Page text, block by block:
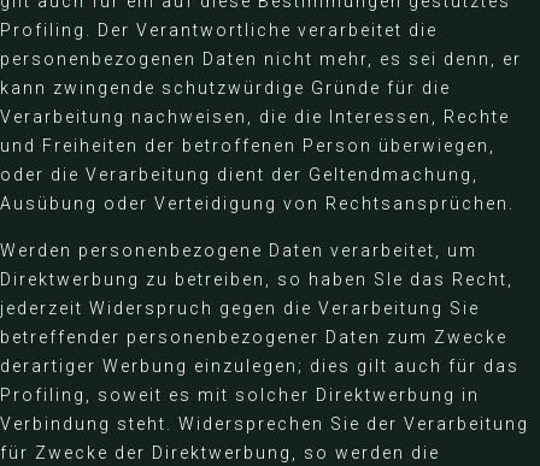
Profiling. Der Verantwortliche verarbeitet die
personenbezogenen Daten nicht mehr, es sei denn, er
kann zwingende schutzwürdige Gründe für die
Verarbeitung nachweisen, die die Interessen, Rechte
und Freiheiten der betroffenen Person überwiegen,
oder die Verarbeitung dient der Geltendmachung,
Ausübung oder Verteidigung von Rechtsansprüchen.
Werden personenbezogene Daten verarbeitet, um
Direktwerbung zu betreiben, so haben SIe das Recht,
jederzeit Widerspruch gegen die Verarbeitung Sie
betreffender personenbezogener Daten zum Zwecke
derartiger Werbung einzulegen; dies gilt auch für das
Profiling, soweit es mit solcher Direktwerbung in
Verbindung steht. Widersprechen Sie der Verarbeitung
für Zwecke der Direktwerbung, so werden die